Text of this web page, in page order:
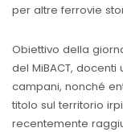
per altre ferrovie
Obiettivo della
del MiBACT,
campani, nonché
titolo sul territorio
recentemente